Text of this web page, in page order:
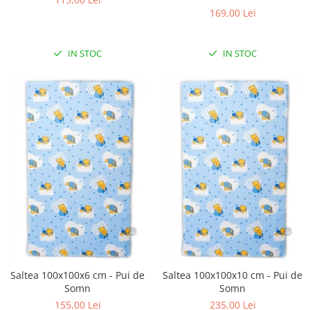
Biciclete Fitness
Aparate Fitness Multifunctionale
Aparate Fitness de Vaslit
Banci forta multifunctionale
Aparate Vibromasaj si accesorii
masaj
Bare - Discuri - Greutati
Saltele si Covoare sport Fitness
sau Yoga
Alte Sporturi
Mingi fitness si medicinale
Scara antrenament
IN STOC
169,00 Lei
IN STOC
Saltea 100x100x6 cm - Pui de
Somn
155,00 Lei
Saltea 100x100x10 cm - Pui de
Somn
235,00 Lei